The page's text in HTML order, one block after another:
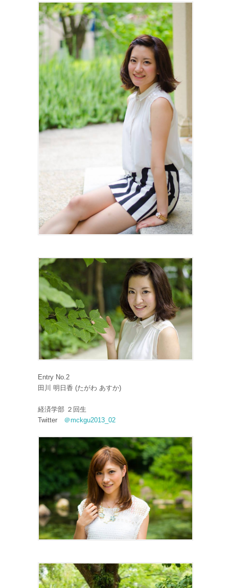
Entry No.2
田川 明日香 (たがわ あすか)
経済学部 ２回生
Twitter ＠mckgu2013_02